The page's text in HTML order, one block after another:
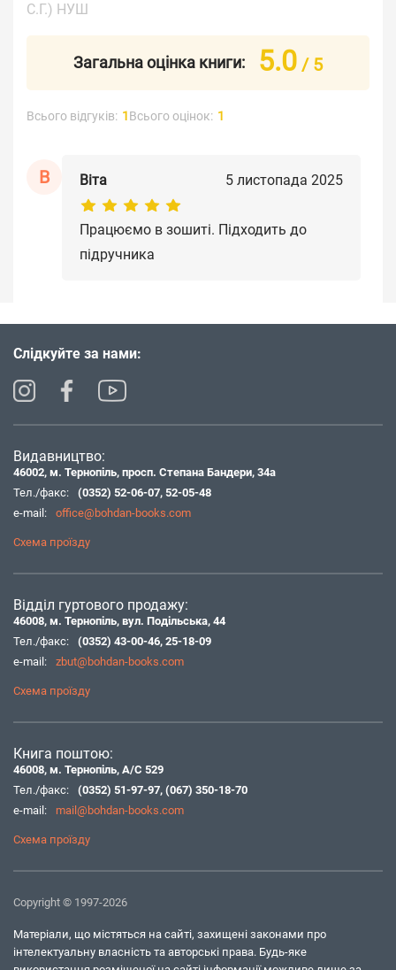
С.Г.) НУШ
Загальна оцінка книги: 5.0 / 5
Всього відгуків: 1Всього оцінок: 1
В Віта 5 листопада 2025
Працюємо в зошиті. Підходить до
підручника
Слідкуйте за нами:
Видавництво:
46002, м. Тернопіль, просп. Степана Бандери, 34а
Тел./факс:
(0352) 52-06-07, 52-05-48
e-mail:
office@bohdan-books.com
Схема проїзду
Відділ гуртового продажу:
46008, м. Тернопіль, вул. Подільська, 44
Тел./факс:
(0352) 43-00-46, 25-18-09
e-mail:
zbut@bohdan-books.com
Схема проїзду
Книга поштою:
46008, м. Тернопіль, А/С 529
Тел./факс:
(0352) 51-97-97, (067) 350-18-70
e-mail:
mail@bohdan-books.com
Схема проїзду
Copyright © 1997-2026
Матеріали, що містяться на сайті, захищені законами про
інтелектуальну власність та авторські права. Будь-яке